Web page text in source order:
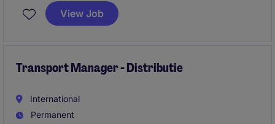
deze veelzijdige functie zorg je ervoor dat
goederenstromen vlot verlopen en draag je bij aan
View Job
Transport Manager - Distributie
International
Permanent